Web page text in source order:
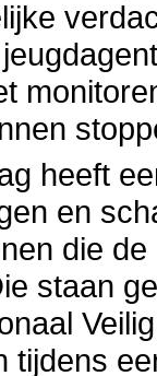
heeft
en
die
staan
tijdens